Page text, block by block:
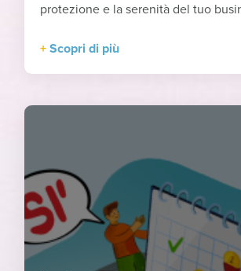
protezione e la serenità del tuo
Scopri di più